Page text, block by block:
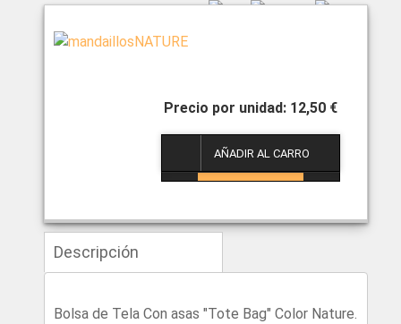
12,50 €
Descripción
Bolsa de Tela Con asas "Tote Bag" Color Nature.